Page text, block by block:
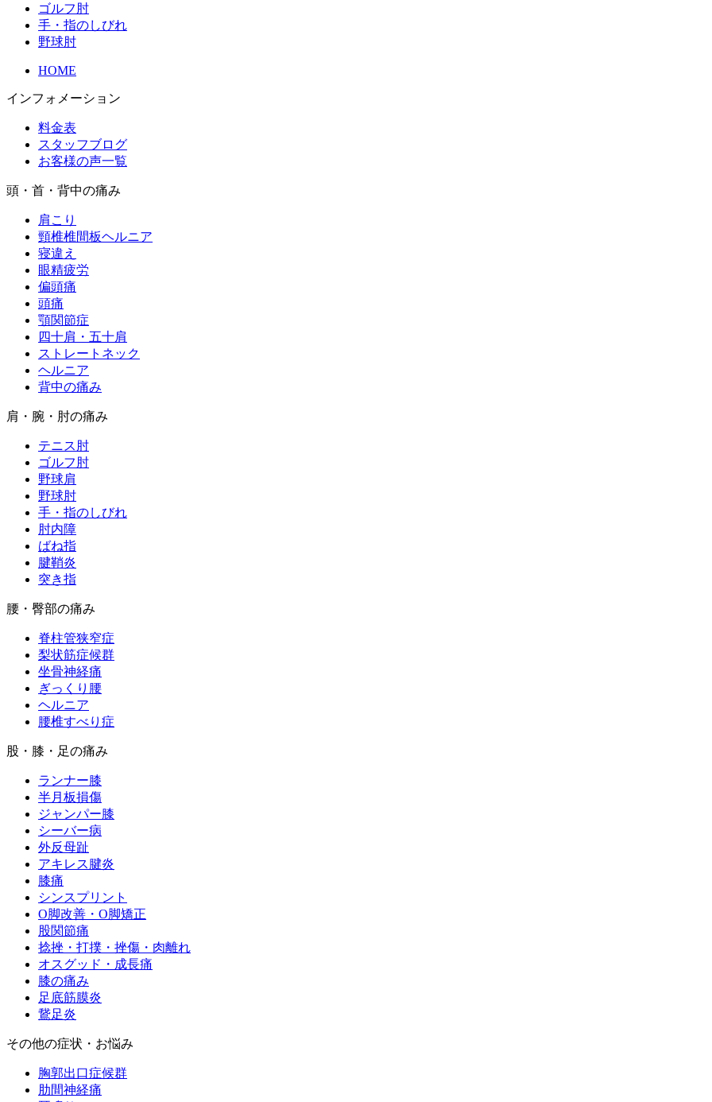
ゴルフ肘
手・指のしびれ
野球肘
HOME
インフォメーション
料金表
スタッフブログ
お客様の声一覧
頭・首・背中の痛み
肩こり
頸椎椎間板ヘルニア
寝違え
眼精疲労
偏頭痛
頭痛
顎関節症
四十肩・五十肩
ストレートネック
ヘルニア
背中の痛み
肩・腕・肘の痛み
テニス肘
ゴルフ肘
野球肩
野球肘
手・指のしびれ
肘内障
ばね指
腱鞘炎
突き指
腰・臀部の痛み
脊柱管狭窄症
梨状筋症候群
坐骨神経痛
ぎっくり腰
ヘルニア
腰椎すべり症
股・膝・足の痛み
ランナー膝
半月板損傷
ジャンパー膝
シーバー病
外反母趾
アキレス腱炎
膝痛
シンスプリント
O脚改善・O脚矯正
股関節痛
捻挫・打撲・挫傷・肉離れ
オスグッド・成長痛
膝の痛み
足底筋膜炎
鵞足炎
その他の症状・お悩み
胸郭出口症候群
肋間神経痛